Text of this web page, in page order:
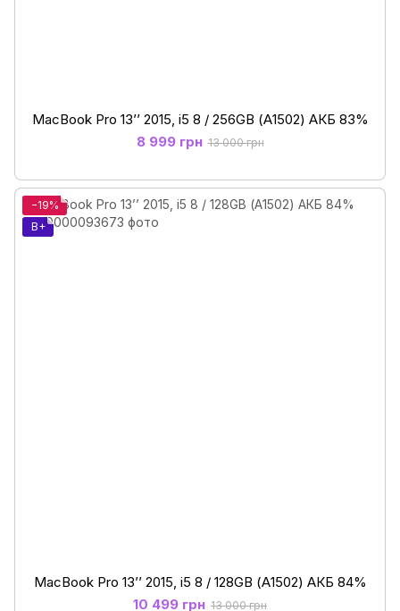
MacBook Pro 13’’ 2015, i5 8 / 256GB (А1502) АКБ 83%
8 999 грн 13 000 грн
−19%
B+
MacBook Pro 13’’ 2015, i5 8 / 128GB (А1502) АКБ 84%
10 499 грн 13 000 грн